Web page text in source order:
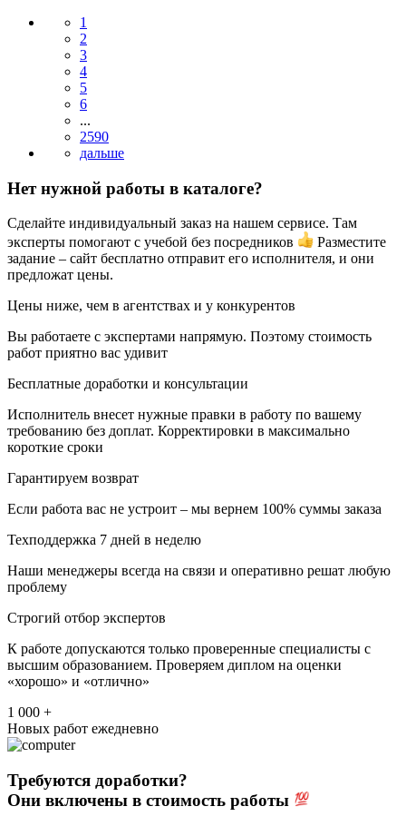
1
2
3
4
5
6
...
2590
Нет нужной работы в каталоге?
Сделайте индивидуальный заказ на нашем сервисе. Там
эксперты помогают с учебой без посредников
Разместите
задание – сайт бесплатно отправит его исполнителя, и они
предложат цены.
Цены ниже, чем в агентствах и у конкурентов
Вы работаете с экспертами напрямую. Поэтому стоимость
работ приятно вас удивит
Бесплатные доработки и консультации
Исполнитель внесет нужные правки в работу по вашему
требованию без доплат. Корректировки в максимально
короткие сроки
Гарантируем возврат
Если работа вас не устроит – мы вернем 100% суммы заказа
Техподдержка 7 дней в неделю
Наши менеджеры всегда на связи и оперативно решат любую
проблему
Строгий отбор экспертов
К работе допускаются только проверенные специалисты с
высшим образованием. Проверяем диплом на оценки
«хорошо» и «отлично»
1 000 +
Новых работ ежедневно
Требуются доработки?
Они включены в стоимость работы